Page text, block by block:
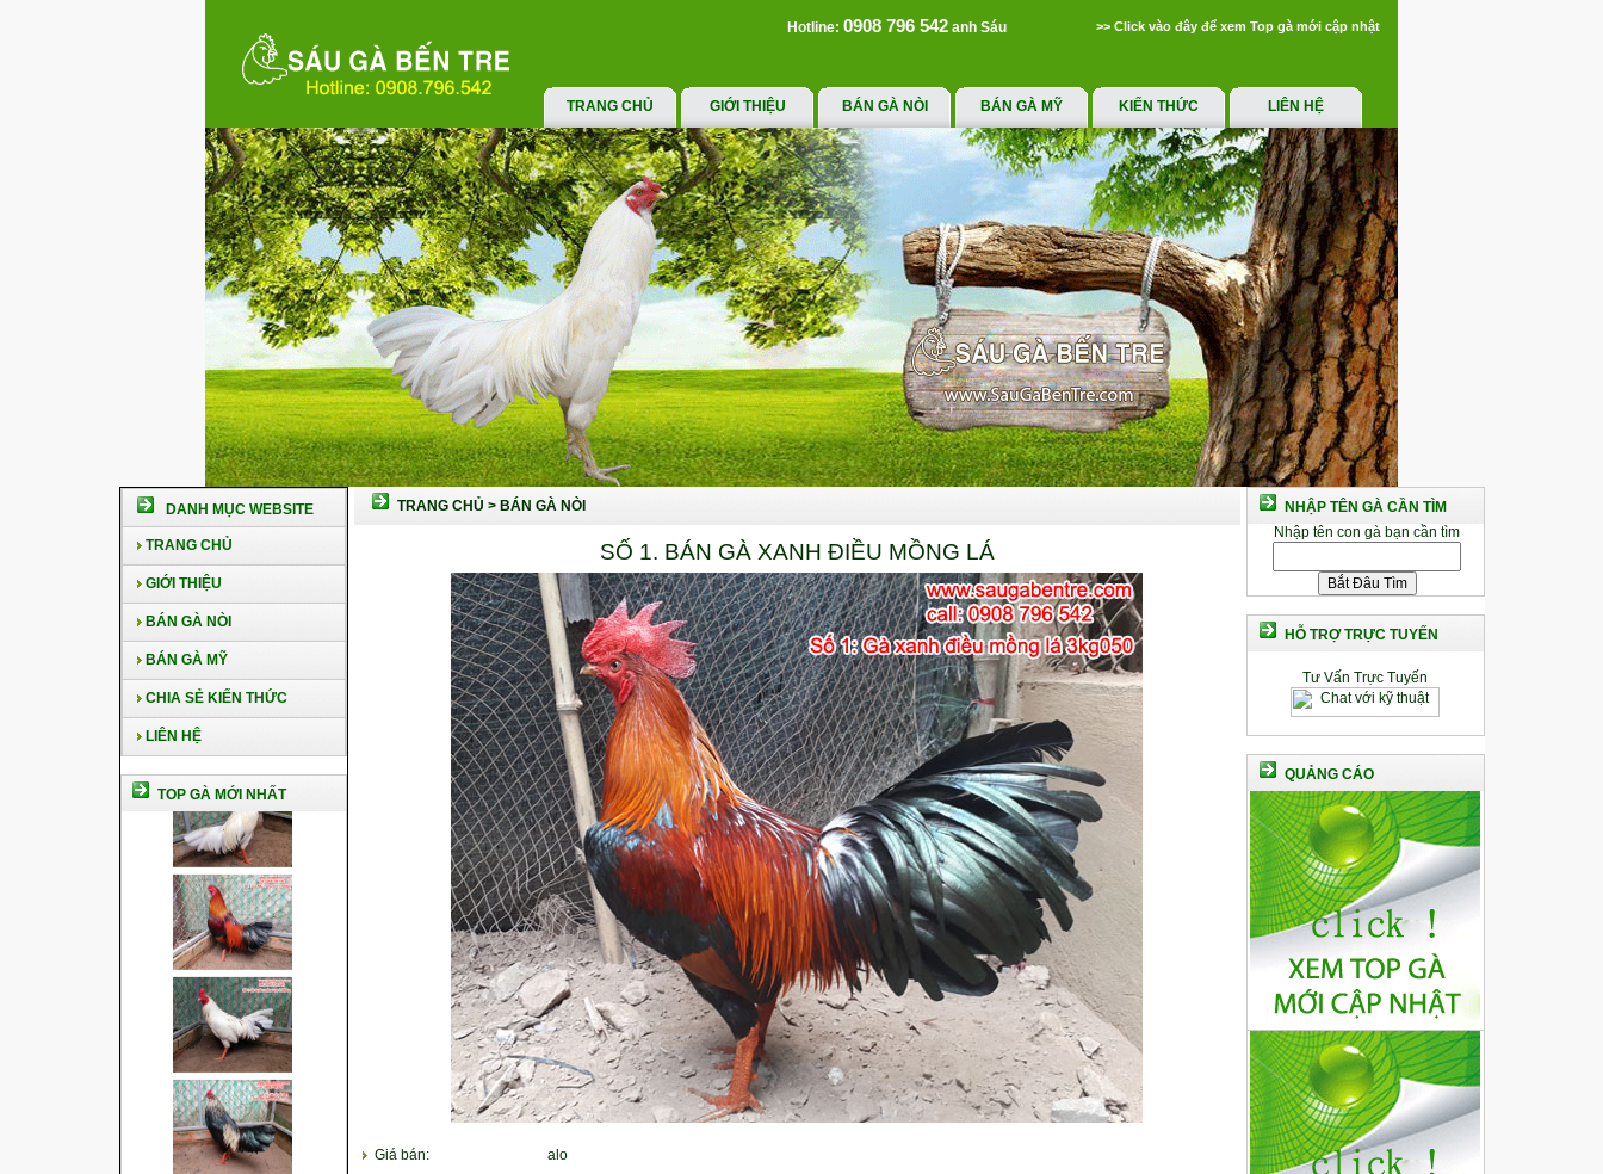
Hotline: 0908 796 542 anh Sáu >> Click vào đây để xem Top gà mới cập nhật
TRANG CHỦ GIỚI THIỆU BÁN GÀ NÒI BÁN GÀ MỸ KIẾN THỨC LIÊN HỆ
DANH MỤC WEBSITE
TRANG CHỦ
GIỚI THIỆU
BÁN GÀ NÒI
BÁN GÀ MỸ
CHIA SẺ KIẾN THỨC
LIÊN HỆ
TOP GÀ MỚI NHẤT
Cách nuôi gà chế độ đá c1
TRANG CHỦ > BÁN GÀ NÒI
SỐ 1. BÁN GÀ XANH ĐIỀU MỒNG LÁ
Giá bán: alo
NHẬP TÊN GÀ CẦN TÌM
Nhập tên con gà bạn cần tìm
HỖ TRỢ TRỰC TUYẾN
Tư Vấn Trực Tuyến
QUẢNG CÁO